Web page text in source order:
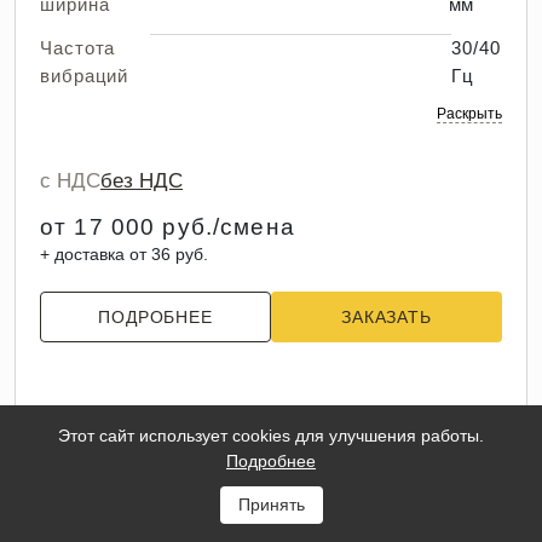
ширина мм
Частота
вибраций
30/40
Гц
Раскрыть
с НДСбез НДС
от 17 000 руб./смена
+ доставка от 36 руб.
ПОДРОБНЕЕ ЗАКАЗАТЬ
Этот сайт использует cookies для улучшения работы.
Подробнее
Принять